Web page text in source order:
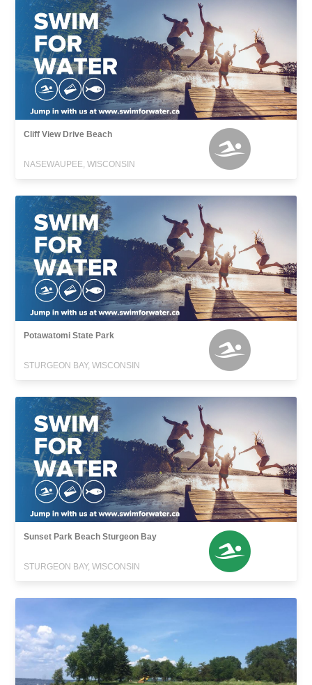
Cliff View Drive Beach
NASEWAUPEE, WISCONSIN
Potawatomi State Park
STURGEON BAY, WISCONSIN
Sunset Park Beach Sturgeon Bay
STURGEON BAY, WISCONSIN